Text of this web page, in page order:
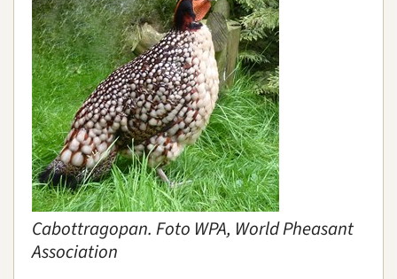
Cabottragopan. Foto WPA, World Pheasant
Association